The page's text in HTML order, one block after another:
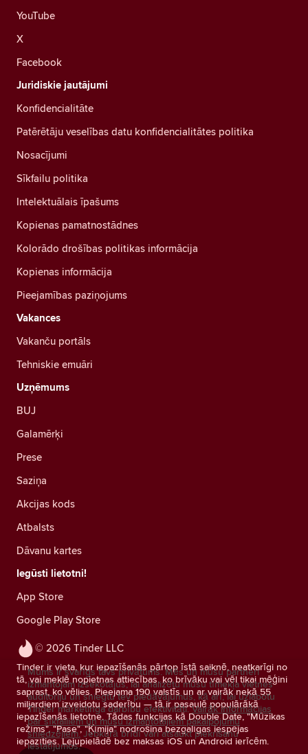
© 2026 Tinder LLC
Tinder ir vieta, kur iepazīšanās pārtop īstā saiknē, neatkarīgi no
tā, vai meklē nopietnas attiecības, ko brīvāku vai vēl tikai mēģini
saprast, ko vēlies. Pieejama 190 valstīs un ar vairāk nekā 55
miljardiem izveidotu saderību — tā ir pasaulē populārākā
iepazīšanās lietotne. Tādas funkcijas kā Double Date, "Mūzikas
režīms", "Pase", "Ķīmija" nodrošina bezgalīgas iespējas
iepazīties. Lejupielādē bez maksas iOS un Android ierīcēm.
YouTube
X
Facebook
Juridiskie jautājumi
Konfidencialitāte
Patērētāju veselības datu konfidencialitātes politika
Nosacījumi
Sīkfailu politika
Intelektuālais īpašums
Kopienas pamatnostādnes
Kolorādo drošības politikas informācija
Kopienas informācija
Pieejamības paziņojums
Vakances
Vakanču portāls
Tehniskie emuāri
Uzņēmums
BUJ
Galamērķi
Prese
Saziņa
Akcijas kods
Atbalsts
Dāvanu kartes
Iegūsti lietotni!
App Store
Google Play Store
Mums ir svarīgs tavs privātums. Mēs un mūsu partneri
izmantojam izsekotājus, lai analizētu mūsu tīmekļa vietnes
auditoriju un sniegtu tev piedāvājumus, kā arī, lai uzlabotu
Tinder mārketinga darbību efektivitāti. Vairāk informācijas
par sīkfailiem un mūsu izmantotajiem pakalpojumu
sniedzējiem. Jebkurā brīdī vari atsaukt piekrišanu
iestatījumos.